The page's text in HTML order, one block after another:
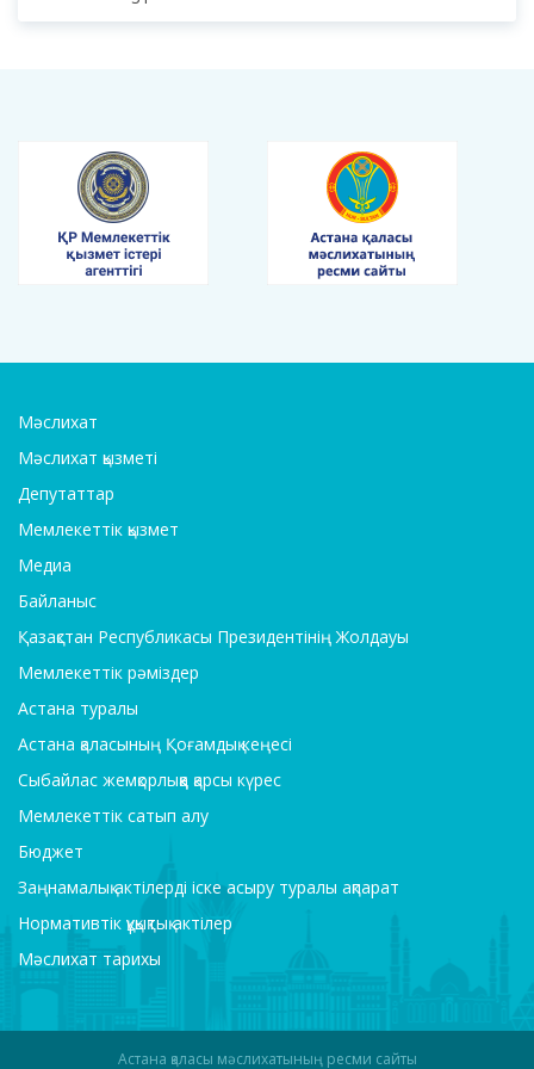
Мәслихат
Мәслихат қызметі
Депутаттар
Мемлекеттік қызмет
Медиа
Байланыс
Қазақстан Республикасы Президентінің Жолдауы
Мемлекеттік рәміздер
Астана туралы
Астана қаласының Қоғамдық кеңесі
Сыбайлас жемқорлыққа қарсы күрес
Мемлекеттік сатып алу
Бюджет
Заңнамалық актілерді іске асыру туралы ақпарат
Нормативтік құқықтық актілер
Мәслихат тарихы
Астана қаласы мәслихатының ресми сайты